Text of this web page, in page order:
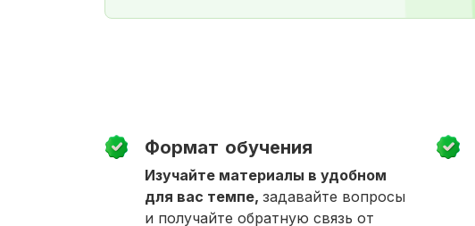
Формат обучения
Изучайте материалы в удобном
для вас темпе, задавайте вопросы
и получайте обратную связь от